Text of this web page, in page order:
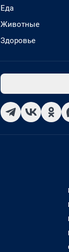
Еда
Животные
Здоровье